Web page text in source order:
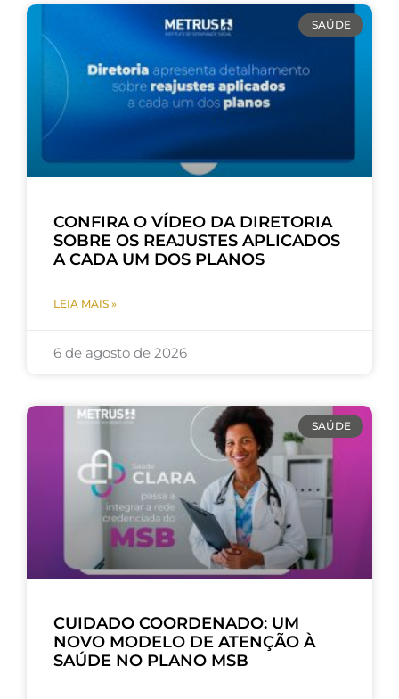
SAÚDE
CONFIRA O VÍDEO DA DIRETORIA
SOBRE OS REAJUSTES APLICADOS
A CADA UM DOS PLANOS
LEIA MAIS »
6 de agosto de 2026
SAÚDE
CUIDADO COORDENADO: UM
NOVO MODELO DE ATENÇÃO À
SAÚDE NO PLANO MSB